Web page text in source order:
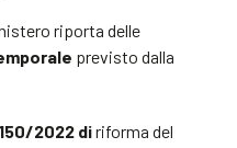
riporta delle
previsto dalla
2022 diriforma del